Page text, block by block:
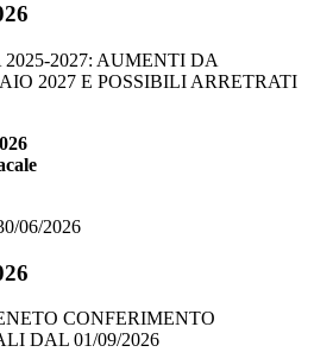
2027: AUMENTI DA
2027 E POSSIBILI ARRETRATI
06/2026
CONFERIMENTO
DAL 01/09/2026